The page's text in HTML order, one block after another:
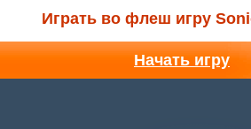
Играть во флеш игру
Начать игру